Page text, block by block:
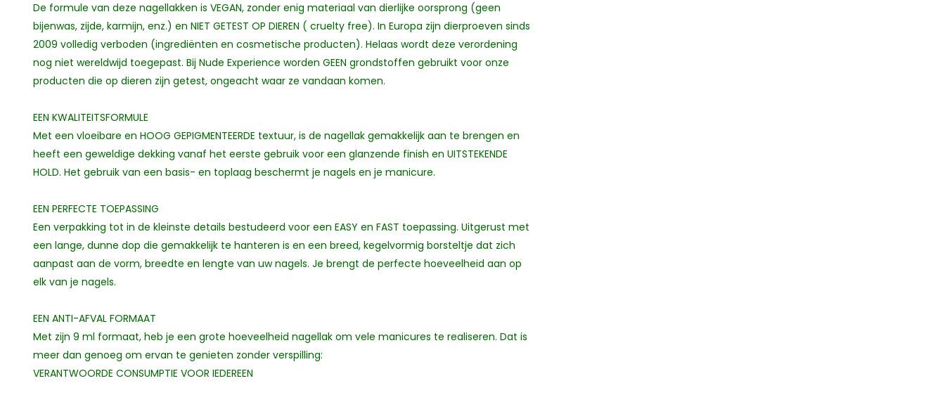
De formule van deze nagellakken is VEGAN, zonder enig materiaal van dierlijke oorsprong (geen
bijenwas, zijde, karmijn, enz.) en NIET GETEST OP DIEREN ( cruelty free). In Europa zijn dierproeven sinds
2009 volledig verboden (ingrediënten en cosmetische producten). Helaas wordt deze verordening
nog niet wereldwijd toegepast. Bij Nude Experience worden GEEN grondstoffen gebruikt voor onze
producten die op dieren zijn getest, ongeacht waar ze vandaan komen.
EEN KWALITEITSFORMULE
Met een vloeibare en HOOG GEPIGMENTEERDE textuur, is de nagellak gemakkelijk aan te brengen en
heeft een geweldige dekking vanaf het eerste gebruik voor een glanzende finish en UITSTEKENDE
HOLD. Het gebruik van een basis- en toplaag beschermt je nagels en je manicure.
EEN PERFECTE TOEPASSING
Een verpakking tot in de kleinste details bestudeerd voor een EASY en FAST toepassing. Uitgerust met
een lange, dunne dop die gemakkelijk te hanteren is en een breed, kegelvormig borsteltje dat zich
aanpast aan de vorm, breedte en lengte van uw nagels. Je brengt de perfecte hoeveelheid aan op
elk van je nagels.
EEN ANTI-AFVAL FORMAAT
Met zijn 9 ml formaat, heb je een grote hoeveelheid nagellak om vele manicures te realiseren. Dat is
meer dan genoeg om ervan te genieten zonder verspilling:
VERANTWOORDE CONSUMPTIE VOOR IEDEREEN